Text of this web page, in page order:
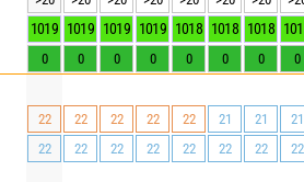
1019 1019 1019 1019 1018 1018 1018
0 0 0 0 0 0 0 0
22 22 22 22 22 21 21
21
22
22 22 22 22 22 22 22